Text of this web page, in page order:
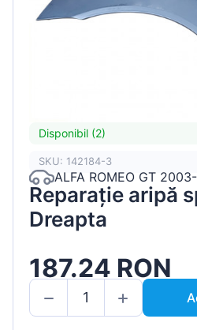
Disponibil (2)
SKU: 142184-3
ALFA ROMEO GT
Reparație aripă
Dreapta
187.24 RON